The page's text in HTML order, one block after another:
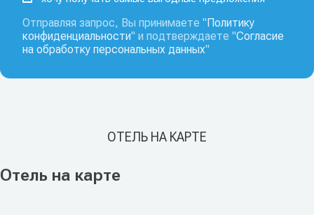
Отправляя запрос, Вы принимаете " Политику
конфиденциальности" и подтверждаете "Согласие
на обработку персональных данных"
ОТЕЛЬ НА КАРТЕ
Отель на карте